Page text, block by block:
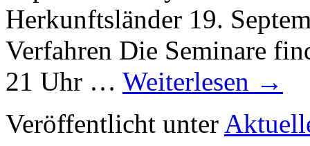
Herkunftsländer 19.
Verfahren Die Seminare
21 Uhr … Weiterlesen →
Veröffentlicht unter